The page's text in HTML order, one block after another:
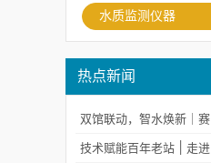
水质监测仪器
热点新闻
双馆联动，智水焕新｜赛
莱默精彩亮相2026上海世
技术赋能百年老站 ׀ 走进